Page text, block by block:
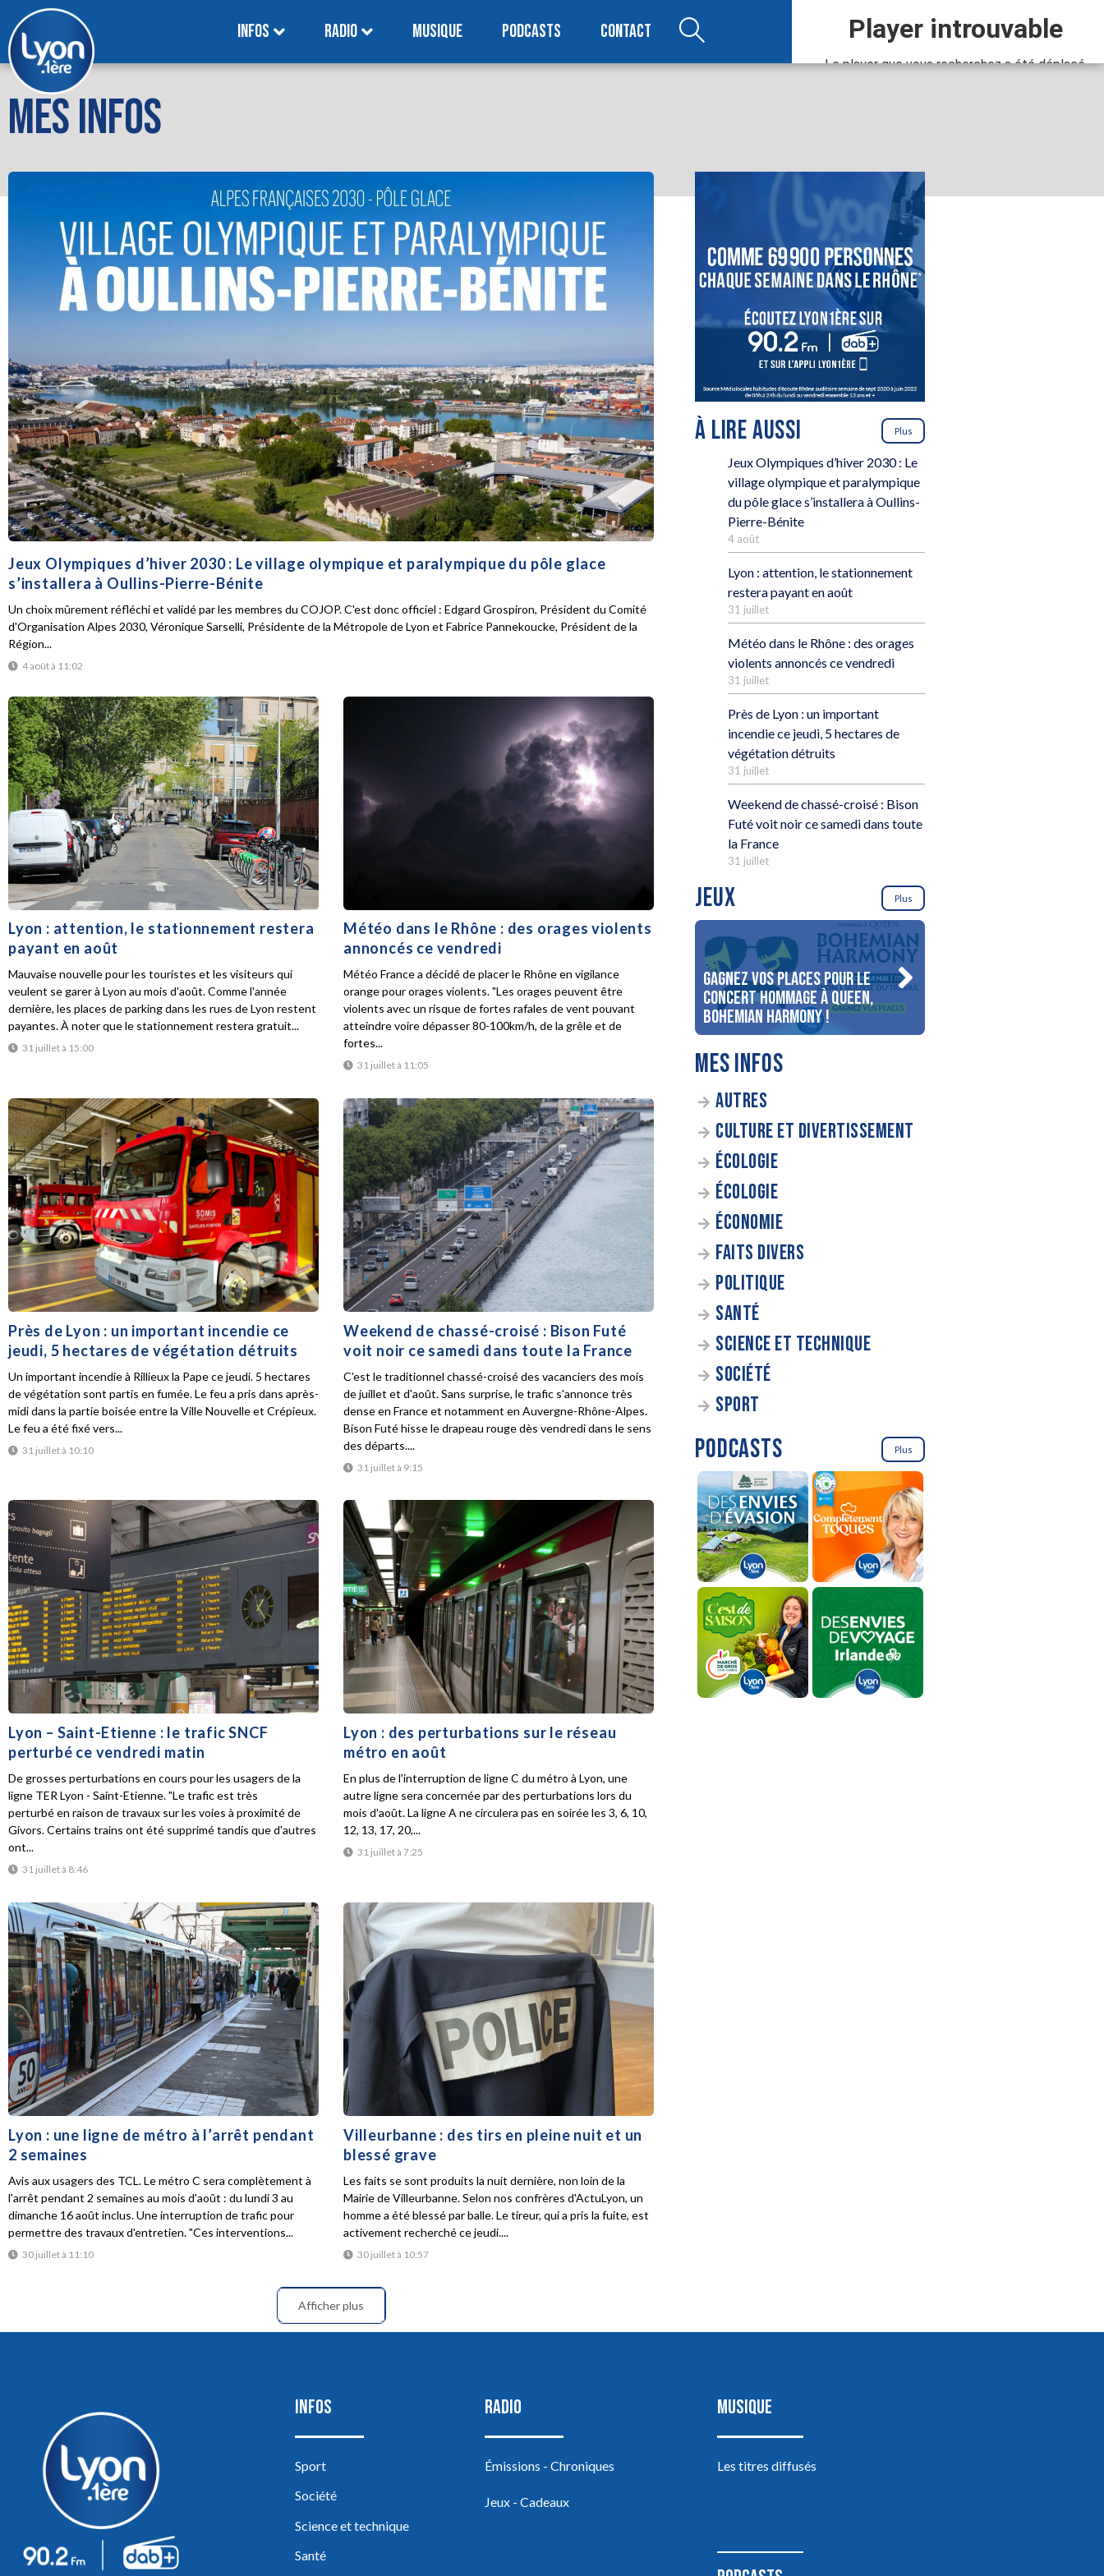
INFOS RADIO MUSIQUE PODCASTS CONTACT
MES INFOS
Jeux Olympiques d’hiver 2030 : Le village olympique et paralympique du pôle glace
s’installera à Oullins-Pierre-Bénite
4 août à 11:02
Un choix mûrement réfléchi et validé par les membres du COJOP. C'est donc officiel : Edgard Grospiron, Président du Comité
d'Organisation Alpes 2030, Véronique Sarselli, Présidente de la Métropole de Lyon et Fabrice Pannekoucke, Président de la
Région...
Lyon : attention, le stationnement restera
payant en août
31 juillet à 15:00
Mauvaise nouvelle pour les touristes et les visiteurs qui
veulent se garer à Lyon au mois d'août. Comme l'année
dernière, les places de parking dans les rues de Lyon restent
payantes. À noter que le stationnement restera gratuit...
Météo dans le Rhône : des orages violents
annoncés ce vendredi
31 juillet à 11:05
Météo France a décidé de placer le Rhône en vigilance
orange pour orages violents. "Les orages peuvent être
violents avec un risque de fortes rafales de vent pouvant
atteindre voire dépasser 80-100km/h, de la grêle et de
fortes...
Près de Lyon : un important incendie ce
jeudi, 5 hectares de végétation détruits
31 juillet à 10:10
Un important incendie à Rillieux la Pape ce jeudi. 5 hectares
de végétation sont partis en fumée. Le feu a pris dans après-
midi dans la partie boisée entre la Ville Nouvelle et Crépieux.
Le feu a été fixé vers...
Weekend de chassé-croisé : Bison Futé
voit noir ce samedi dans toute la France
31 juillet à 9:15
C'est le traditionnel chassé-croisé des vacanciers des mois
de juillet et d'août. Sans surprise, le trafic s'annonce très
dense en France et notamment en Auvergne-Rhône-Alpes.
Bison Futé hisse le drapeau rouge dès vendredi dans le sens
des départs....
Lyon – Saint-Etienne : le trafic SNCF
perturbé ce vendredi matin
31 juillet à 8:46
De grosses perturbations en cours pour les usagers de la
ligne TER Lyon - Saint-Etienne. "Le trafic est très
perturbé en raison de travaux sur les voies à proximité de
Givors. Certains trains ont été supprimé tandis que d'autres
ont...
Lyon : des perturbations sur le réseau
métro en août
31 juillet à 7:25
En plus de l'interruption de ligne C du métro à Lyon, une
autre ligne sera concernée par des perturbations lors du
mois d'août. La ligne A ne circulera pas en soirée les 3, 6, 10,
12, 13, 17, 20,...
Lyon : une ligne de métro à l’arrêt pendant
2 semaines
30 juillet à 11:10
Avis aux usagers des TCL. Le métro C sera complètement à
l'arrêt pendant 2 semaines au mois d'août : du lundi 3 au
dimanche 16 août inclus. Une interruption de trafic pour
permettre des travaux d'entretien. "Ces interventions...
Villeurbanne : des tirs en pleine nuit et un
blessé grave
30 juillet à 10:57
Les faits se sont produits la nuit dernière, non loin de la
Mairie de Villeurbanne. Selon nos confrères d'ActuLyon, un
homme a été blessé par balle. Le tireur, qui a pris la fuite, est
activement recherché ce jeudi....
Afficher plus
À LIRE AUSSI Plus
Jeux Olympiques d’hiver 2030 : Le
village olympique et paralympique
du pôle glace s’installera à Oullins-
Pierre-Bénite
4 août
Lyon : attention, le stationnement
restera payant en août
31 juillet
Météo dans le Rhône : des orages
violents annoncés ce vendredi
31 juillet
Près de Lyon : un important
incendie ce jeudi, 5 hectares de
végétation détruits
31 juillet
Weekend de chassé-croisé : Bison
Futé voit noir ce samedi dans toute
la France
31 juillet
JEUX Plus
Gagnez vos places pour le
concert Hommage à Queen,
Bohemian Harmony !
MES INFOS
AUTRES
CULTURE ET DIVERTISSEMENT
ÉCOLOGIE
ÉCOLOGIE
ÉCONOMIE
FAITS DIVERS
POLITIQUE
SANTÉ
SCIENCE ET TECHNIQUE
SOCIÉTÉ
SPORT
PODCASTS Plus
INFOS
Sport
Société
Science et technique
Santé
RADIO
Émissions - Chroniques
Jeux - Cadeaux
MUSIQUE
Les titres diffusés